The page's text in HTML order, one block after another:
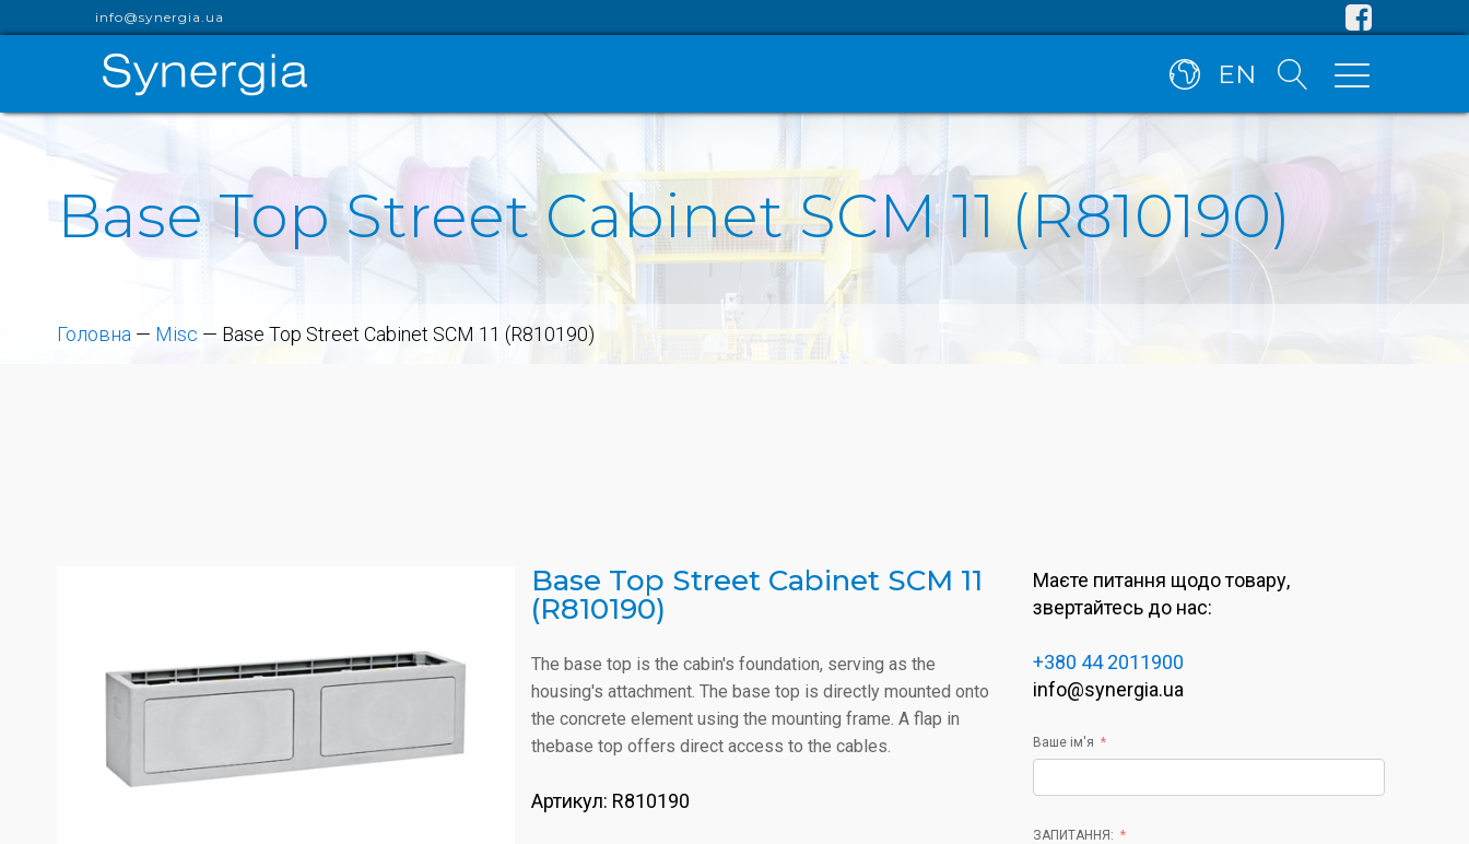
info@synergia.ua
EN
Base Top Street Cabinet SCM 11 (R810190)
Головна — Misc — Base Top Street Cabinet SCM 11 (R810190)
Base Top Street Cabinet SCM 11
(R810190)
The base top is the cabin's foundation, serving as the
housing's attachment. The base top is directly mounted onto
the concrete element using the mounting frame. A flap in
thebase top offers direct access to the cables.
Артикул: R810190
Маєте питання щодо товару,
звертайтесь до нас:
+380 44 2011900
info@synergia.ua
Ваше ім'я
ЗАПИТАННЯ: